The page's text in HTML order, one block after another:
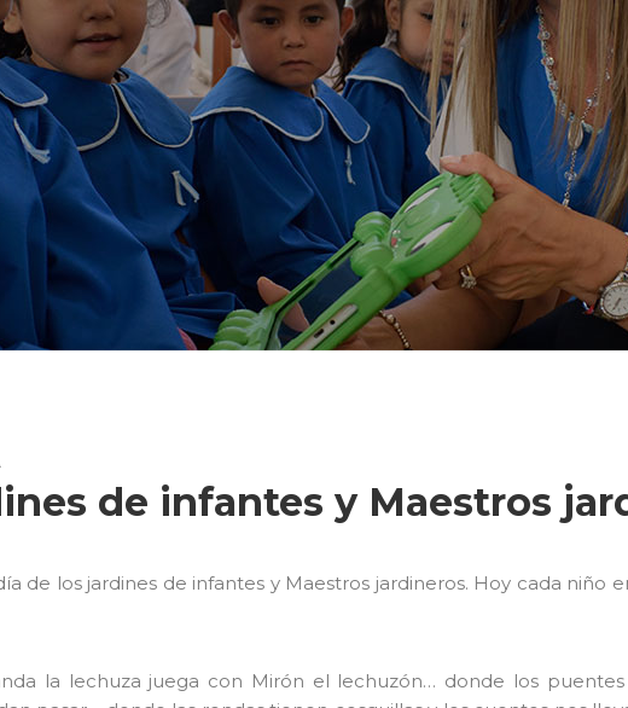
de infantes y Maestros
de los jardines de infantes y Maestros jardineros. Hoy cada niño
la lechuza juega con Mirón el lechuzón… donde los